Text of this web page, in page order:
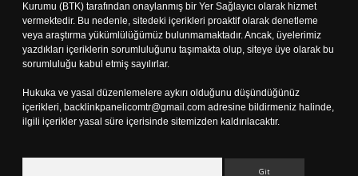
Kurumu (BTK) tarafından onaylanmış bir Yer Sağlayıcı olarak hizmet
vermektedir. Bu nedenle, sitedeki içerikleri proaktif olarak denetleme
veya araştırma yükümlülüğümüz bulunmamaktadır. Ancak, üyelerimiz
yazdıkları içeriklerin sorumluluğunu taşımakta olup, siteye üye olarak bu
sorumluluğu kabul etmiş sayılırlar.
Hukuka ve yasal düzenlemelere aykırı olduğunu düşündüğünüz
içerikleri, backlinkpanelicomtr@gmail.com adresine bildirmeniz halinde,
ilgili içerikler yasal süre içerisinde sitemizden kaldırılacaktır.